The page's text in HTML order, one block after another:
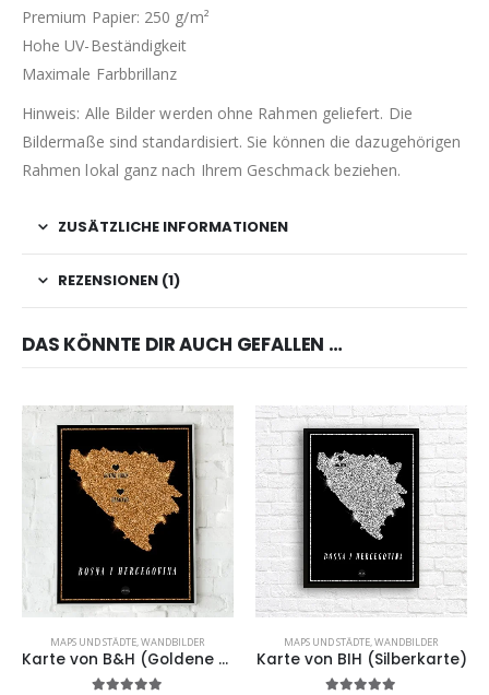
Premium Papier: 250 g/m²
Hohe UV-Beständigkeit
Maximale Farbbrillanz
Hinweis: Alle Bilder werden ohne Rahmen geliefert. Die
Bildermaße sind standardisiert. Sie können die dazugehörigen
Rahmen lokal ganz nach Ihrem Geschmack beziehen.
ZUSÄTZLICHE INFORMATIONEN
REZENSIONEN (1)
DAS KÖNNTE DIR AUCH GEFALLEN …
MAPS UND STÄDTE,WANDBILDER
Karte von B&H (Goldene Karte)
MAPS UND STÄDTE,WANDBILDER
Karte von BIH (Silberkarte)